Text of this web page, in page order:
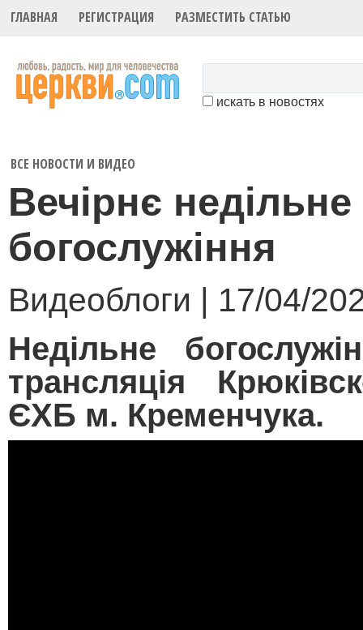
ГЛАВНАЯ РЕГИСТРАЦИЯ РАЗМЕСТИТЬ СТАТЬЮ
искать в новостях
ВСЕ НОВОСТИ И ВИДЕО
Вечірнє недільне
богослужіння
Видеоблоги | 17/04/
Недільне
трансляція
ЄХБ м. Кременчука.